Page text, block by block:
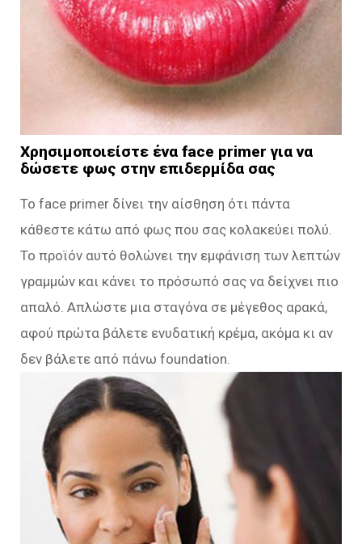
Χρησιμοποιείστε ένα face primer για να
δώσετε φως στην επιδερμίδα σας
Το face primer δίνει την αίσθηση ότι πάντα
κάθεστε κάτω από φως που σας κολακεύει πολύ.
Το προϊόν αυτό θολώνει την εμφάνιση των λεπτών
γραμμών και κάνει το πρόσωπό σας να δείχνει πιο
απαλό. Απλώστε μια σταγόνα σε μέγεθος αρακά,
αφού πρώτα βάλετε ενυδατική κρέμα, ακόμα κι αν
δεν βάλετε από πάνω foundation.